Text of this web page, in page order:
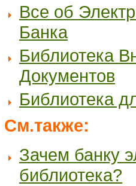
Все об
Банка
Библиотека
Документов
Библиотека
См.также:
Зачем банку
библиотека?